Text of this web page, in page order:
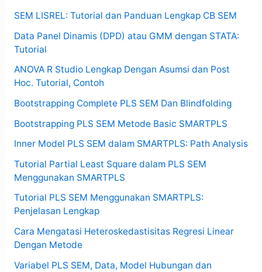
SEM LISREL: Tutorial dan Panduan Lengkap CB SEM
Data Panel Dinamis (DPD) atau GMM dengan STATA:
Tutorial
ANOVA R Studio Lengkap Dengan Asumsi dan Post
Hoc. Tutorial, Contoh
Bootstrapping Complete PLS SEM Dan Blindfolding
Bootstrapping PLS SEM Metode Basic SMARTPLS
Inner Model PLS SEM dalam SMARTPLS: Path Analysis
Tutorial Partial Least Square dalam PLS SEM
Menggunakan SMARTPLS
Tutorial PLS SEM Menggunakan SMARTPLS:
Penjelasan Lengkap
Cara Mengatasi Heteroskedastisitas Regresi Linear
Dengan Metode
Variabel PLS SEM, Data, Model Hubungan dan